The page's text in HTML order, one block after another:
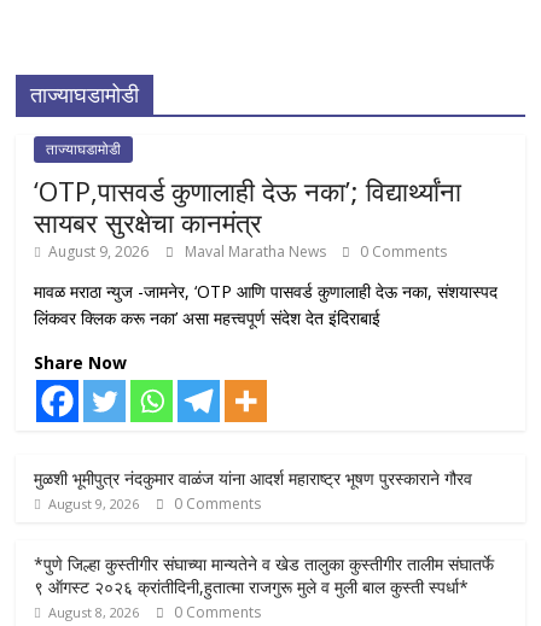
ताज्याघडामोडी
ताज्याघडामोडी
‘OTP,पासवर्ड कुणालाही देऊ नका’; विद्यार्थ्यांना
सायबर सुरक्षेचा कानमंत्र
August 9, 2026 Maval Maratha News 0 Comments
मावळ मराठा न्युज -जामनेर, ‘OTP आणि पासवर्ड कुणालाही देऊ नका, संशयास्पद
लिंकवर क्लिक करू नका’ असा महत्त्वपूर्ण संदेश देत इंदिराबाई
Share Now
मुळशी भूमीपुत्र नंदकुमार वाळंज यांना आदर्श महाराष्ट्र भूषण पुरस्काराने गौरव
August 9, 2026 0 Comments
*पुणे जिल्हा कुस्तीगीर संघाच्या मान्यतेने व खेड तालुका कुस्तीगीर तालीम संघातर्फे
९ ऑगस्ट २०२६ क्रांतीदिनी,हुतात्मा राजगुरू मुले व मुली बाल कुस्ती स्पर्धा*
August 8, 2026 0 Comments